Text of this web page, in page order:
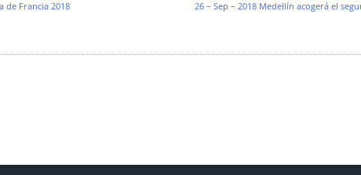
de Francia 2018 26 – Sep – 2018 Medellín acogerá el